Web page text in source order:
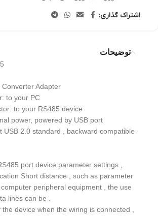
اشتراک گذاری:
توضیحات
Converter Adapter
to your PC
to your RS485 device
power, powered by USB port
USB 2.0 standard , backward compatible
port device parameter settings ,
Short distance , such as parameter
peripheral equipment , the use
lines can be .
the device when the wiring is connected ,